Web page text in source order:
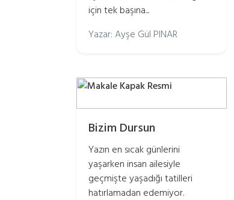
için tek başına...
Yazar: Ayşe Gül PINAR
Bizim Dursun
Yazın en sıcak günlerini
yaşarken insan ailesiyle
geçmişte yaşadığı tatilleri
hatırlamadan edemiyor.